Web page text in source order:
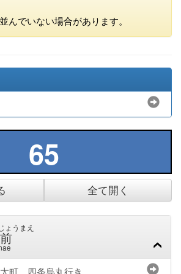
んでいない場合があります。
65
全て開く
ょうまえ
町 四条烏丸行き